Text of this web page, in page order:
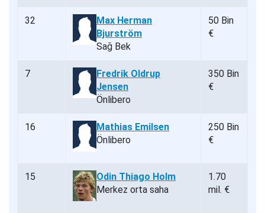
32
Max Herman
Bjurström
Sağ Bek
50 Bin
€
7
Fredrik Oldrup
Jensen
Önlibero
350 Bin
€
16
Mathias Emilsen
Önlibero
250 Bin
€
15
Odin Thiago Holm
Merkez orta saha
1.70
mil. €